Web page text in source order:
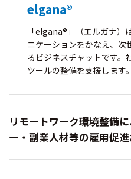
elgana®
「elgana®」（エルガナ）
ニケーションをかなえ、次
るビジネスチャットです。
ツールの整備を支援します。
リモートワーク環境整備
ー・副業人材等の雇用促